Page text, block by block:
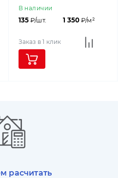
Classic коричневый
В наличии
135₽/шт. 1 350₽/м²
Заказ в 1 клик
расчитать